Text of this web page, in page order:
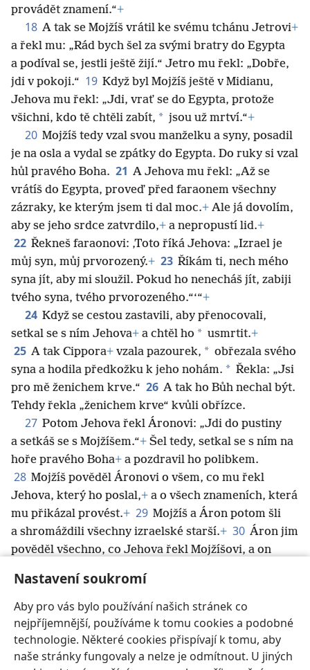
Nastavení soukromí
Aby pro vás bylo používání našich stránek co
nejpříjemnější, používáme k tomu cookies a podobné
technologie. Některé cookies přispívají k tomu, aby
naše stránky fungovaly a nelze je odmítnout. U jiných
provádět znamení.“+
18 A tak se Mojžíš vrátil ke svému tchánu Jetrovi+
a řekl mu: „Rád bych šel za svými bratry do Egypta
a podíval se, jestli ještě žijí.“ Jetro mu řekl: „Dobře,
jdi v pokoji.“ 19 Když byl Mojžíš ještě v Midianu,
Jehova mu řekl: „Jdi, vrať se do Egypta, protože
všichni, kdo tě chtěli zabít, * jsou už mrtví.“+
20 Mojžíš tedy vzal svou manželku a syny, posadil
je na osla a vydal se zpátky do Egypta. Do ruky si vzal
hůl pravého Boha. 21 A Jehova mu řekl: „Až se
vrátíš do Egypta, proveď před faraonem všechny
zázraky, ke kterým jsem ti dal moc.+ Ale já dovolím,
aby se jeho srdce zatvrdilo,+ a nepropustí lid.+
22 Řekneš faraonovi: ‚Toto říká Jehova: „Izrael je
můj syn, můj prvorozený.+ 23 Říkám ti, nech mého
syna jít, aby mi sloužil. Pokud ho nenecháš jít, zabiji
tvého syna, tvého prvorozeného.“‘“+
24 Když se cestou zastavili, aby přenocovali,
setkal se s ním Jehova+ a chtěl ho * usmrtit.+
25 A tak Cippora+ vzala pazourek, * obřezala svého
syna a hodila předkožku k jeho nohám. * Řekla: „Jsi
pro mě ženichem krve.“ 26 A tak ho Bůh nechal být.
Tehdy řekla „ženichem krve“ kvůli obřízce.
27 Potom Jehova řekl Áronovi: „Jdi do pustiny
a setkáš se s Mojžíšem.“+ Šel tedy, setkal se s ním na
hoře pravého Boha+ a pozdravil ho polibkem.
28 Mojžíš pověděl Áronovi o všem, co mu řekl
Jehova, který ho poslal,+ a o všech znameních, která
mu přikázal provést.+ 29 Mojžíš a Áron potom šli
a shromáždili všechny izraelské starší.+ 30 Áron jim
pověděl všechno, co Jehova řekl Mojžíšovi, a on
uvěřil.+Když Izraelité slyšeli, že Jehova k nim
obrátil svou pozornost+a že viděl jejich trápení,
padli na kolena a klaněli se až k zemi.